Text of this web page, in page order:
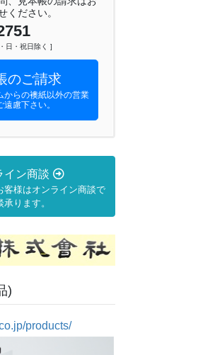
ください。
日・祝日除く ]
のご請求
からの襖紙以外の営業
遠慮下さい。
イン商談
客様はオンライン商談で
承ります。
)
products/